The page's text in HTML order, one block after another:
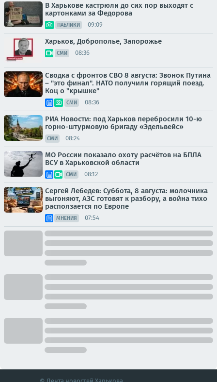
В Харькове кастрюли до сих пор выходят с
картонками за Федорова
ПАБЛИКИ 09:09
Харьков, Доброполье, Запорожье
СМИ 08:36
Сводка с фронтов СВО 8 августа: Звонок Путина
– "это финал". НАТО получили горящий поезд.
Коц о "крышке"
СМИ 08:36
РИА Новости: под Харьков перебросили 10-ю
горно-штурмовую бригаду «Эдельвейс»
СМИ 08:24
МО России показало охоту расчётов на БПЛА
ВСУ в Харьковской области
СМИ 08:12
Сергей Лебедев: Суббота, 8 августа: молочника
выгоняют, АЗС готовят к разбору, а война тихо
расползается по Европе
МНЕНИЯ 07:54